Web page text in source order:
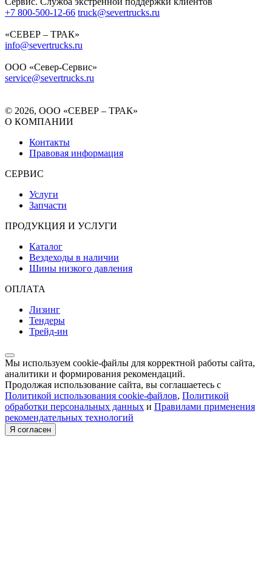
+7 800-500-12-66 truck@severtrucks.ru
«СЕВЕР – ТРАК»
info@severtrucks.ru
ООО «Север-Сервис»
service@severtrucks.ru
© 2026, ООО «СЕВЕР – ТРАК»
О КОМПАНИИ
Контакты
Правовая информация
СЕРВИС
Услуги
Запчасти
ПРОДУКЦИЯ И УСЛУГИ
Каталог
Вездеходы в наличии
Шины низкого давления
ОПЛАТА
Лизинг
Тендеры
Трейд-ин
Мы используем cookie-файлы для корректной работы сайта,
аналитики и формирования рекомендаций.
Продолжая использование сайта, вы соглашаетесь с
Политикой использования cookie-файлов, Политикой
обработки персональных данных и Правилами применения
рекомендательных технологий
Я согласен